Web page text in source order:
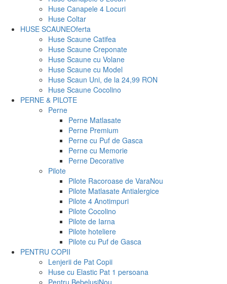
Huse Canapele 4 Locuri
Huse Coltar
HUSE SCAUNEOferta
Huse Scaune Catifea
Huse Scaune Creponate
Huse Scaune cu Volane
Huse Scaune cu Model
Huse Scaun Uni, de la 24,99 RON
Huse Scaune Cocolino
PERNE & PILOTE
Perne
Perne Matlasate
Perne Premium
Perne cu Puf de Gasca
Perne cu Memorie
Perne Decorative
Pilote
Pilote Racoroase de VaraNou
Pilote Matlasate Antialergice
Pilote 4 Anotimpuri
Pilote Cocolino
Pilote de Iarna
Pilote hoteliere
Pilote cu Puf de Gasca
PENTRU COPII
Lenjerii de Pat Copii
Huse cu Elastic Pat 1 persoana
Pentru BebelusiNou